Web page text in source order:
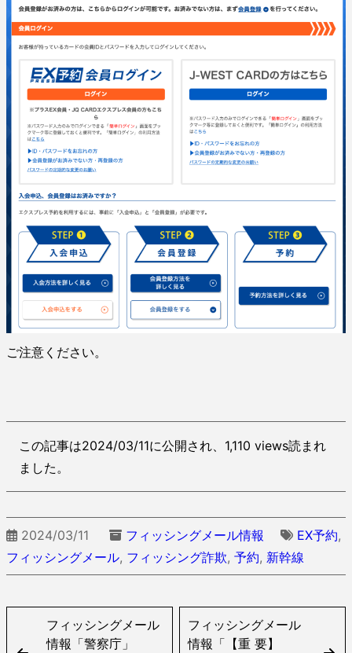
ご注意ください。
この記事は2024/03/11に公開され、1,110 views読まれ
ました。
2024/03/11 フィッシングメール情報 EX予約,
フィッシングメール, フィッシング詐欺, 予約, 新幹線
フィッシングメール
情報「警察庁」
フィッシングメール
情報「【重 要】